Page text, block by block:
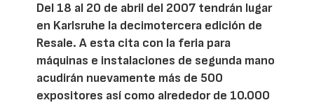
Del 18 al 20 de abril del 2007 tendrán lugar
en Karlsruhe la decimotercera edición de
Resale. A esta cita con la feria para
máquinas e instalaciones de segunda mano
acudirán nuevamente más de 500
expositores así como alrededor de 10.000